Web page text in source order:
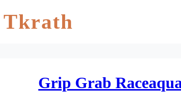
Tkrath
Grip Grab